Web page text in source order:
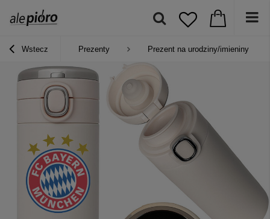
Wstecz Prezenty Prezent na urodziny/imieniny